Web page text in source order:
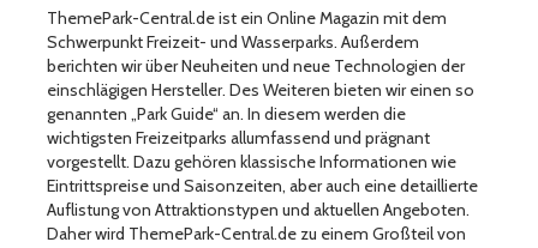
ThemePark-Central.de ist ein Online Magazin mit dem
Schwerpunkt Freizeit- und Wasserparks. Außerdem
berichten wir über Neuheiten und neue Technologien der
einschlägigen Hersteller. Des Weiteren bieten wir einen so
genannten „Park Guide“ an. In diesem werden die
wichtigsten Freizeitparks allumfassend und prägnant
vorgestellt. Dazu gehören klassische Informationen wie
Eintrittspreise und Saisonzeiten, aber auch eine detaillierte
Auflistung von Attraktionstypen und aktuellen Angeboten.
Daher wird ThemePark-Central.de zu einem Großteil von